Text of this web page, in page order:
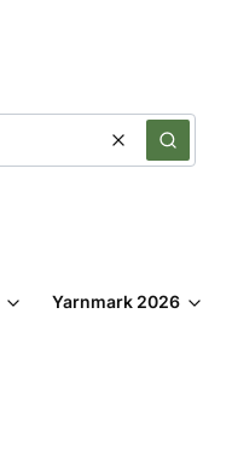
WyczyśćSzukaj
Yarnmark 2026